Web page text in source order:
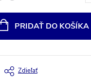
PRIDAŤ DO KOŠÍKA
Zdieľať